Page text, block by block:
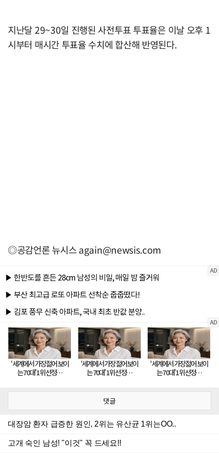
지난달 29~30일 진행된 사전투표 투표율은 이날 오후 1
시부터 매시간 투표율 수치에 합산해 반영된다.
◎공감언론 뉴시스again@newsis.com
댓글